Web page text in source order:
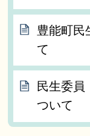
豊能町民
て
民生委員
ついて